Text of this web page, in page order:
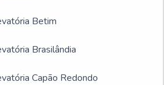
Betim
Brasilândia
Capão Redondo